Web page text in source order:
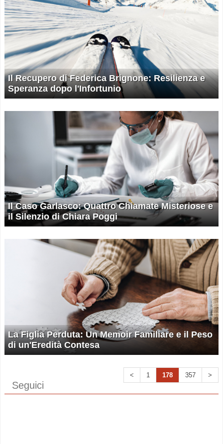
Il Recupero di Federica Brignone: Resilienza e
Speranza dopo l'Infortunio
Il Caso Garlasco: Quattro Chiamate Misteriose e
il Silenzio di Chiara Poggi
La Figlia Perduta: Un Memoir Familiare e il Peso
di un'Eredità Contesa
< 1 178 357 >
Seguici